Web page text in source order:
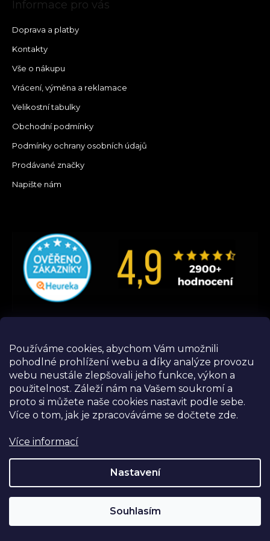
Používáme cookies, abychom Vám umožnili
pohodlné prohlížení webu a díky analýze provozu
webu neustále zlepšovali jeho funkce, výkon a
použitelnost. Záleží nám na Vašem soukromí a
proto si můžete naše cookies nastavit podle sebe.
Více o tom, jak je zpracováváme se dočtete zde.
Více informací
Nastavení
Souhlasím
Informace pro vás
Doprava a platby
Kontakty
Vše o nákupu
Vrácení, výměna a reklamace
Velikostní tabulky
Obchodní podmínky
Podmínky ochrany osobních údajů
Prodávané značky
Napište nám
Instagram